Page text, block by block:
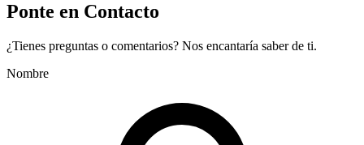
Ponte en Contacto
¿Tienes preguntas o comentarios? Nos encantaría saber de ti.
Nombre